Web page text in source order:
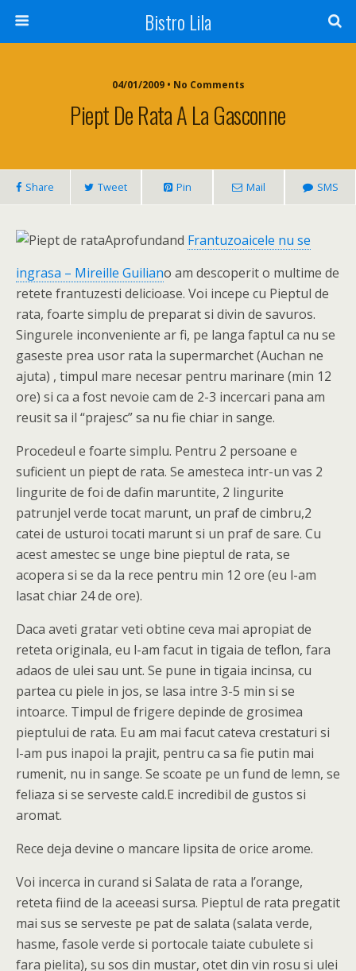
Bistro Lila
04/01/2009 • No Comments
Piept De Rata A La Gasconne
Share Tweet Pin Mail SMS
Aprofundand Frantuzoaicele nu se
ingrasa – Mireille Guiliano am descoperit o multime de
retete frantuzesti delicioase. Voi incepe cu Pieptul de
rata, foarte simplu de preparat si divin de savuros.
Singurele inconveniente ar fi, pe langa faptul ca nu se
gaseste prea usor rata la supermarchet (Auchan ne
ajuta) , timpul mare necesar pentru marinare (min 12
ore) si ca a fost nevoie cam de 2-3 incercari pana am
reusit sa il “prajesc” sa nu fie chiar in sange.
Procedeul e foarte simplu. Pentru 2 persoane e
suficient un piept de rata. Se amesteca intr-un vas 2
lingurite de foi de dafin maruntite, 2 lingurite
patrunjel verde tocat marunt, un praf de cimbru,2
catei de usturoi tocati marunt si un praf de sare. Cu
acest amestec se unge bine pieptul de rata, se
acopera si se da la rece pentru min 12 ore (eu l-am
lasat chiar 24 de ore).
Daca aveti gratar veti obtine ceva mai apropiat de
reteta originala, eu l-am facut in tigaia de teflon, fara
adaos de ulei sau unt. Se pune in tigaia incinsa, cu
partea cu piele in jos, se lasa intre 3-5 min si se
intoarce. Timpul de frigere depinde de grosimea
pieptului de rata. Eu am mai facut cateva crestaturi si
l-am pus inapoi la prajit, pentru ca sa fie putin mai
rumenit, nu in sange. Se scoate pe un fund de lemn, se
feliaza si se serveste cald.E incredibil de gustos si
aromat.
Rece deja devine o mancare lipsita de orice arome.
Voi incerca in curand si Salata de rata a l’orange,
reteta fiind de la aceeasi sursa. Pieptul de rata pregatit
mai sus se serveste pe pat de salata (salata verde,
hasme, fasole verde si portocale taiate cubulete si
fara pielita), su sos din mustar, otet din vin rosu si ulei